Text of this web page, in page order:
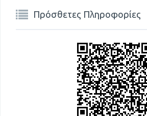
Πρόσθετες Πληροφορίες